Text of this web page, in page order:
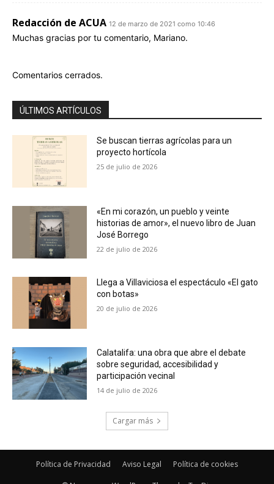
Redacción de ACUA 12 de marzo de 2021 como 10:46
Muchas gracias por tu comentario, Mariano.
Comentarios cerrados.
ÚLTIMOS ARTÍCULOS
Se buscan tierras agrícolas para un
proyecto hortícola
25 de julio de 2026
«En mi corazón, un pueblo y veinte
historias de amor», el nuevo libro de Juan
José Borrego
22 de julio de 2026
Llega a Villaviciosa el espectáculo «El gato
con botas»
20 de julio de 2026
Calatalifa: una obra que abre el debate
sobre seguridad, accesibilidad y
participación vecinal
14 de julio de 2026
Cargar más
Política de Privacidad Aviso Legal Política de cookies